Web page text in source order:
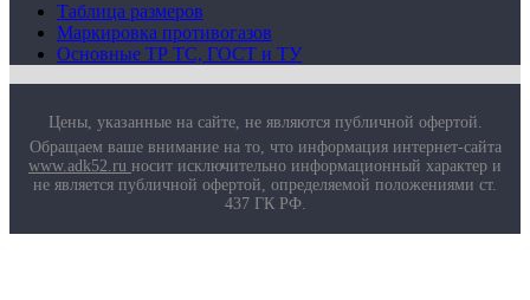
Таблица размеров
Маркировка противогазов
Основные ТР ТС, ГОСТ и ТУ
Цены, указанные на сайте, не являются публичной офертой.
Обращаем ваше внимание на то, что информация интернет-сайта
www.adk52.ru носит исключительно информационный характер и
не является публичной офертой, определяемой положениями ст.
437 ГК РФ.